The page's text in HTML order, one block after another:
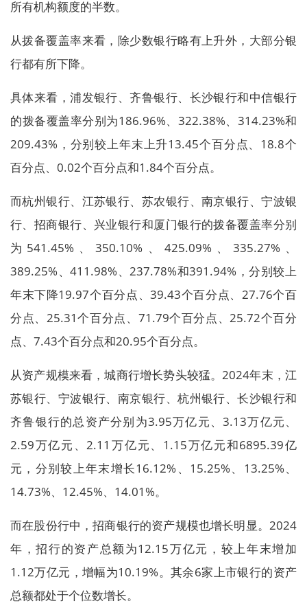
所有机构额度的半数。
从拨备覆盖率来看，除少数银行略有上升外，大部分银
行都有所下降。
具体来看，浦发银行、齐鲁银行、长沙银行和中信银行
的拨备覆盖率分别为186.96%、322.38%、314.23%和
209.43%，分别较上年末上升13.45个百分点、18.8个
百分点、0.02个百分点和1.84个百分点。
而杭州银行、江苏银行、苏农银行、南京银行、宁波银
行、招商银行、兴业银行和厦门银行的拨备覆盖率分别
为541.45%、350.10%、425.09%、335.27%、
389.25%、411.98%、237.78%和391.94%，分别较上
年末下降19.97个百分点、39.43个百分点、27.76个百
分点、25.31个百分点、71.79个百分点、25.72个百分
点、7.43个百分点和20.95个百分点。
从资产规模来看，城商行增长势头较猛。2024年末，江
苏银行、宁波银行、南京银行、杭州银行、长沙银行和
齐鲁银行的总资产分别为3.95万亿元、3.13万亿元、
2.59万亿元、2.11万亿元、1.15万亿元和6895.39亿
元，分别较上年末增长16.12%、15.25%、13.25%、
14.73%、12.45%、14.01%。
而在股份行中，招商银行的资产规模也增长明显。2024
年，招行的资产总额为12.15万亿元，较上年末增加
1.12万亿元，增幅为10.19%。其余6家上市银行的资产
总额都处于个位数增长。